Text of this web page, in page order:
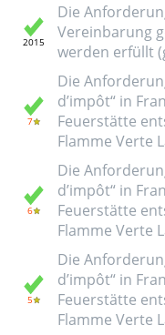
Die
Vereinbarung
werden erfüllt
Die
d’impôt“ in
Feuerstätte
Flamme Verte
Die
d’impôt“ in
Feuerstätte
Flamme Verte
Die
d’impôt“ in
Feuerstätte
Flamme Verte